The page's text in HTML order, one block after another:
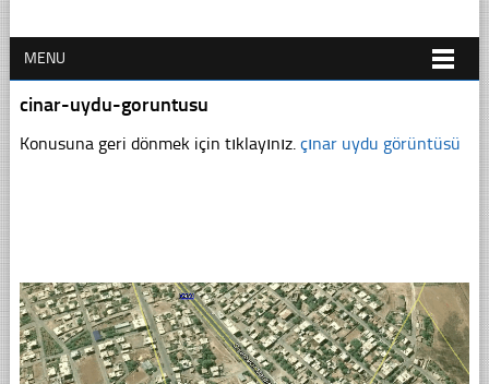
MENU
cinar-uydu-goruntusu
Konusuna geri dönmek için tıklayınız. çınar uydu görüntüsü